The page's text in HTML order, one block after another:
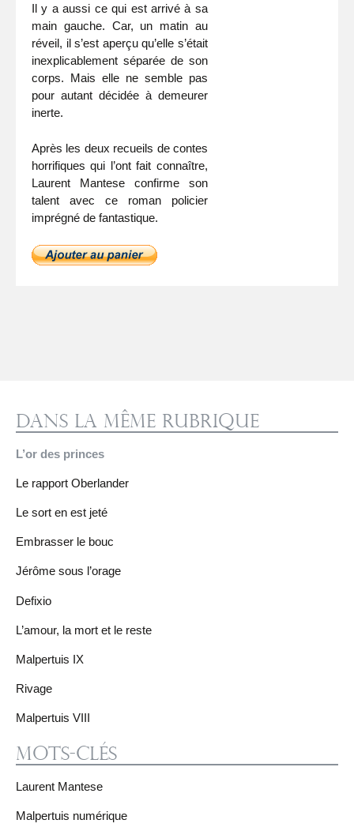
Il y a aussi ce qui est arrivé à sa
main gauche. Car, un matin au
réveil, il s’est aperçu qu’elle s’était
inexplicablement séparée de son
corps. Mais elle ne semble pas
pour autant décidée à demeurer
inerte.
Après les deux recueils de contes
horrifiques qui l’ont fait connaître,
Laurent Mantese confirme son
talent avec ce roman policier
imprégné de fantastique.
Dans la même rubrique
L’or des princes
Le rapport Oberlander
Le sort en est jeté
Embrasser le bouc
Jérôme sous l’orage
Defixio
L’amour, la mort et le reste
Malpertuis IX
Rivage
Malpertuis VIII
Mots-clés
Laurent Mantese
Malpertuis numérique